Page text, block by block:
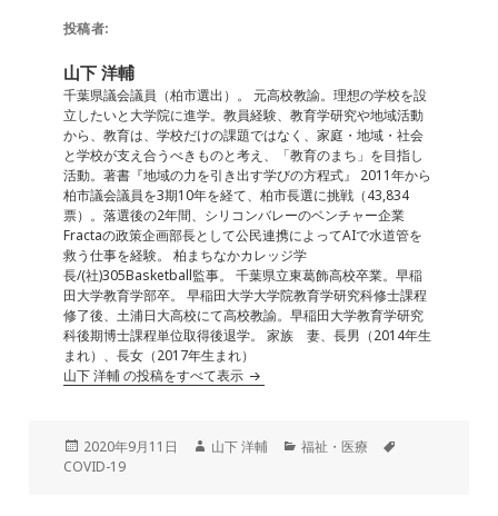
e
b
o
o
k
n
投稿者:
山下 洋輔
千葉県議会議員（柏市選出）。 元高校教諭。理想の学校を設
立したいと大学院に進学。教員経験、教育学研究や地域活動
から、教育は、学校だけの課題ではなく、家庭・地域・社会
と学校が支え合うべきものと考え、「教育のまち」を目指し
活動。著書『地域の力を引き出す学びの方程式』 2011年から
柏市議会議員を3期10年を経て、柏市長選に挑戦（43,834
票）。落選後の2年間、シリコンバレーのベンチャー企業
Fractaの政策企画部長として公民連携によってAIで水道管を
救う仕事を経験。 柏まちなかカレッジ学
長/(社)305Basketball監事。 千葉県立東葛飾高校卒業。早稲
田大学教育学部卒。 早稲田大学大学院教育学研究科修士課程
修了後、土浦日大高校にて高校教諭。早稲田大学教育学研究
科後期博士課程単位取得後退学。 家族 妻、長男（2014年生
まれ）、長女（2017年生まれ）
山下 洋輔 の投稿をすべて表示
投
稿
2020年9月11日
作
山下 洋輔
カ
福祉・医療
COVID-19